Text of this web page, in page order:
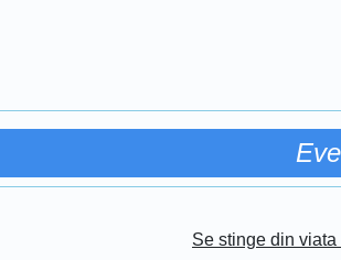
Se stinge din